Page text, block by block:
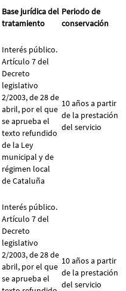
Base jurídica del
tratamiento
Periodo de
conservación
Interés público.
Artículo 7 del
Decreto
legislativo
2/2003, de 28 de
abril, por el que
se aprueba el
texto refundido
de la Ley
municipal y de
régimen local
de Cataluña
10 años a partir
de la prestación
del servicio
Interés público.
Artículo 7 del
Decreto
legislativo
2/2003, de 28 de
abril, por el que
se aprueba el
10 años a partir
de la prestación
del servicio